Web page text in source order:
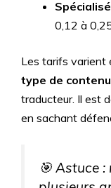
0,12 à
Les tarifs varient
type de contenu
traducteur. Il est
en sachant
🎯 Astuce